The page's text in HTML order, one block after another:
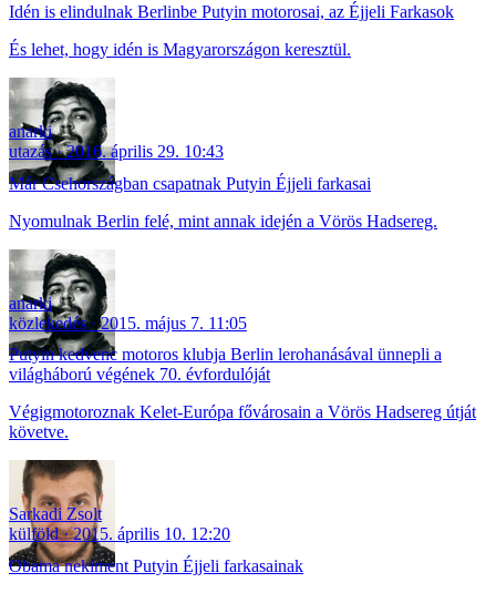
Idén is elindulnak Berlinbe Putyin motorosai, az Éjjeli Farkasok
És lehet, hogy idén is Magyarországon keresztül.
anarki
utazás
2016. április 29. 10:43
Már Csehországban csapatnak Putyin Éjjeli farkasai
Nyomulnak Berlin felé, mint annak idején a Vörös Hadsereg.
anarki
közlekedés
2015. május 7. 11:05
Putyin kedvenc motoros klubja Berlin lerohanásával ünnepli a
világháború végének 70. évfordulóját
Végigmotoroznak Kelet-Európa fővárosain a Vörös Hadsereg útját
követve.
Sarkadi Zsolt
külföld
2015. április 10. 12:20
Obama nekiment Putyin Éjjeli farkasainak